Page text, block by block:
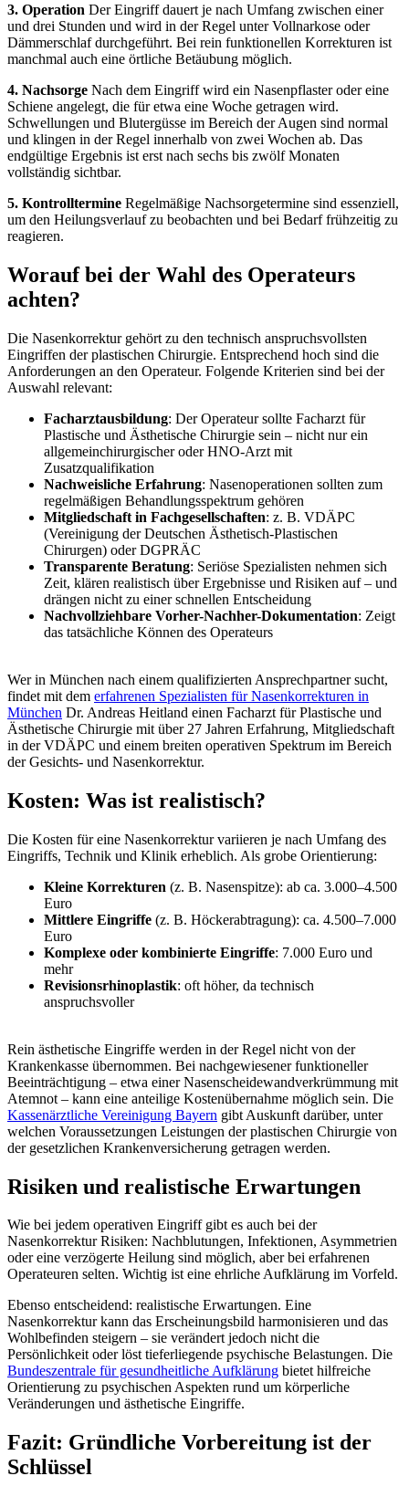
3. Operation Der Eingriff dauert je nach Umfang zwischen einer
und drei Stunden und wird in der Regel unter Vollnarkose oder
Dämmerschlaf durchgeführt. Bei rein funktionellen Korrekturen ist
manchmal auch eine örtliche Betäubung möglich.
4. Nachsorge Nach dem Eingriff wird ein Nasenpflaster oder eine
Schiene angelegt, die für etwa eine Woche getragen wird.
Schwellungen und Blutergüsse im Bereich der Augen sind normal
und klingen in der Regel innerhalb von zwei Wochen ab. Das
endgültige Ergebnis ist erst nach sechs bis zwölf Monaten
vollständig sichtbar.
5. Kontrolltermine Regelmäßige Nachsorgetermine sind essenziell,
um den Heilungsverlauf zu beobachten und bei Bedarf frühzeitig zu
reagieren.
Worauf bei der Wahl des Operateurs
achten?
Die Nasenkorrektur gehört zu den technisch anspruchsvollsten
Eingriffen der plastischen Chirurgie. Entsprechend hoch sind die
Anforderungen an den Operateur. Folgende Kriterien sind bei der
Auswahl relevant:
Facharztausbildung: Der Operateur sollte Facharzt für
Plastische und Ästhetische Chirurgie sein – nicht nur ein
allgemeinchirurgischer oder HNO-Arzt mit
Zusatzqualifikation
Nachweisliche Erfahrung: Nasenoperationen sollten zum
regelmäßigen Behandlungsspektrum gehören
Mitgliedschaft in Fachgesellschaften: z. B. VDÄPC
(Vereinigung der Deutschen Ästhetisch-Plastischen
Chirurgen) oder DGPRÄC
Transparente Beratung: Seriöse Spezialisten nehmen sich
Zeit, klären realistisch über Ergebnisse und Risiken auf – und
drängen nicht zu einer schnellen Entscheidung
Nachvollziehbare Vorher-Nachher-Dokumentation: Zeigt
das tatsächliche Können des Operateurs
Wer in München nach einem qualifizierten Ansprechpartner sucht,
findet mit dem erfahrenen Spezialisten für Nasenkorrekturen in
München Dr. Andreas Heitland einen Facharzt für Plastische und
Ästhetische Chirurgie mit über 27 Jahren Erfahrung, Mitgliedschaft
in der VDÄPC und einem breiten operativen Spektrum im Bereich
der Gesichts- und Nasenkorrektur.
Kosten: Was ist realistisch?
Die Kosten für eine Nasenkorrektur variieren je nach Umfang des
Eingriffs, Technik und Klinik erheblich. Als grobe Orientierung:
Kleine Korrekturen (z. B. Nasenspitze): ab ca. 3.000–4.500
Euro
Mittlere Eingriffe (z. B. Höckerabtragung): ca. 4.500–7.000
Euro
Komplexe oder kombinierte Eingriffe: 7.000 Euro und
mehr
Revisionsrhinoplastik: oft höher, da technisch
anspruchsvoller
Rein ästhetische Eingriffe werden in der Regel nicht von der
Krankenkasse übernommen. Bei nachgewiesener funktioneller
Beeinträchtigung – etwa einer Nasenscheidewandverkrümmung mit
Atemnot – kann eine anteilige Kostenübernahme möglich sein. Die
Kassenärztliche Vereinigung Bayern gibt Auskunft darüber, unter
welchen Voraussetzungen Leistungen der plastischen Chirurgie von
der gesetzlichen Krankenversicherung getragen werden.
Risiken und realistische Erwartungen
Wie bei jedem operativen Eingriff gibt es auch bei der
Nasenkorrektur Risiken: Nachblutungen, Infektionen, Asymmetrien
oder eine verzögerte Heilung sind möglich, aber bei erfahrenen
Operateuren selten. Wichtig ist eine ehrliche Aufklärung im Vorfeld.
Ebenso entscheidend: realistische Erwartungen. Eine
Nasenkorrektur kann das Erscheinungsbild harmonisieren und das
Wohlbefinden steigern – sie verändert jedoch nicht die
Persönlichkeit oder löst tieferliegende psychische Belastungen. Die
Bundeszentrale für gesundheitliche Aufklärung bietet hilfreiche
Orientierung zu psychischen Aspekten rund um körperliche
Veränderungen und ästhetische Eingriffe.
Fazit: Gründliche Vorbereitung ist der
Schlüssel